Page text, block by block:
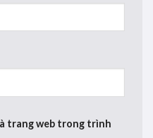
trang web trong trình